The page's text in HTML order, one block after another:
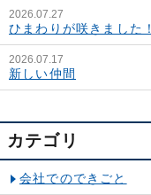
2026.07.27
ひまわりが咲きました！
2026.07.17
新しい仲間
カテゴリ
会社でのできごと